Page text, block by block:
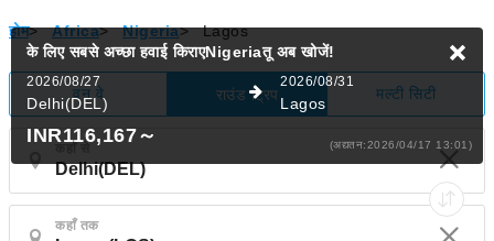
होम> Africa> Nigeria> Lagos
वन वे राउंड ट्रिप मल्टी सिटी
कहाँ तक
के लिए सबसे अच्छा हवाई किराएNigeriaतूअब खोजें!
2026/08/27
Delhi(DEL)
2026/08/31
Lagos
INR116,167～ (अद्यतन:2026/04/17 13:01)